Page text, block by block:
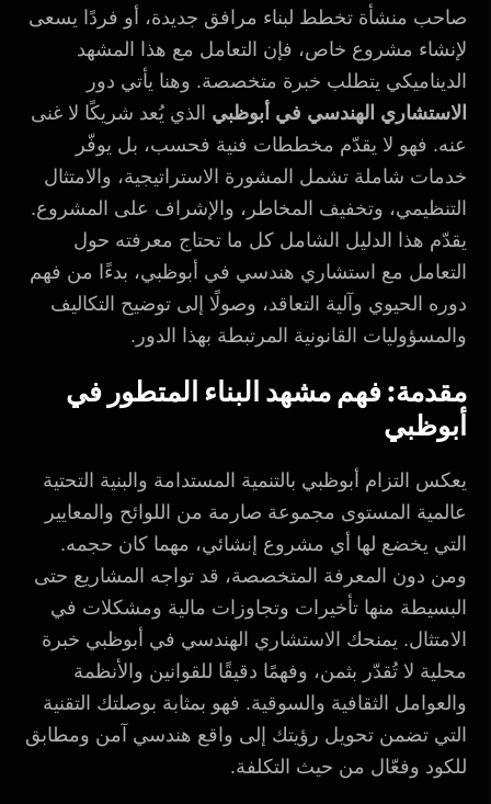
صاحب منشأة تخطط لبناء مرافق جديدة، أو فردًا يسعى
لإنشاء مشروع خاص، فإن التعامل مع هذا المشهد
الديناميكي يتطلب خبرة متخصصة. وهنا يأتي دور
الاستشاري الهندسي في أبوظبي الذي يُعد شريكًا لا غنى
عنه. فهو لا يقدّم مخططات فنية فحسب، بل يوفّر
خدمات شاملة تشمل المشورة الاستراتيجية، والامتثال
التنظيمي، وتخفيف المخاطر، والإشراف على المشروع.
يقدّم هذا الدليل الشامل كل ما تحتاج معرفته حول
التعامل مع استشاري هندسي في أبوظبي، بدءًا من فهم
دوره الحيوي وآلية التعاقد، وصولًا إلى توضيح التكاليف
والمسؤوليات القانونية المرتبطة بهذا الدور.
مقدمة: فهم مشهد البناء المتطور في
أبوظبي
يعكس التزام أبوظبي بالتنمية المستدامة والبنية التحتية
عالمية المستوى مجموعة صارمة من اللوائح والمعايير
التي يخضع لها أي مشروع إنشائي، مهما كان حجمه.
ومن دون المعرفة المتخصصة، قد تواجه المشاريع حتى
البسيطة منها تأخيرات وتجاوزات مالية ومشكلات في
الامتثال. يمنحك الاستشاري الهندسي في أبوظبي خبرة
محلية لا تُقدّر بثمن، وفهمًا دقيقًا للقوانين والأنظمة
والعوامل الثقافية والسوقية. فهو بمثابة بوصلتك التقنية
التي تضمن تحويل رؤيتك إلى واقع هندسي آمن ومطابق
للكود وفعّال من حيث التكلفة.